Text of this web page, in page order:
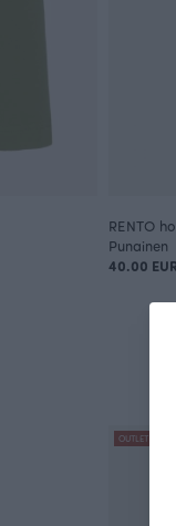
RENTO
Punainen
40.00
OUTLET